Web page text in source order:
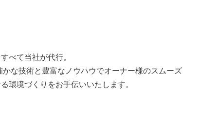
べて当社が代行。
な技術と豊富なノウハウでオーナー様のスムーズ
環境づくりをお手伝いいたします。